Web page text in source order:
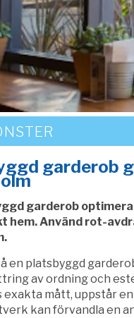
garderob
garderob
hem. Använd rot-
en platsbyggd
av ordning och
mått, uppstår
kan förvandla en